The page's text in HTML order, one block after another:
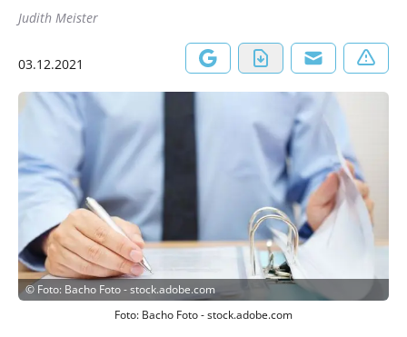
Judith Meister
03.12.2021
© Foto: Bacho Foto - stock.adobe.com
Foto: Bacho Foto - stock.adobe.com